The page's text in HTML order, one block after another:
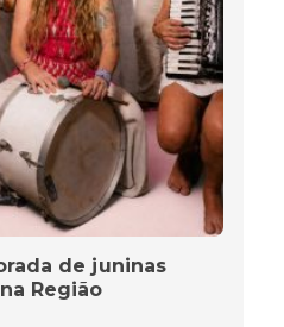
de juninas
Região